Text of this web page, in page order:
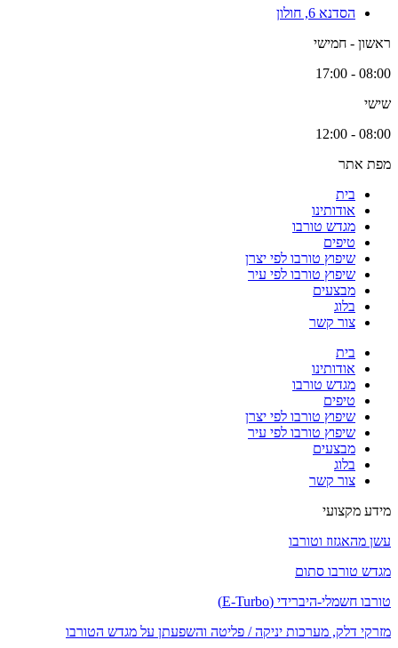
הסדנא 6, חולון
ראשון - חמישי
08:00 - 17:00
שישי
08:00 - 12:00
מפת אתר
בית
אודותינו
מגדש טורבו
טיפים
שיפוץ טורבו לפי יצרן
שיפוץ טורבו לפי עיר
מבצעים
בלוג
צור קשר
בית
אודותינו
מגדש טורבו
טיפים
שיפוץ טורבו לפי יצרן
שיפוץ טורבו לפי עיר
מבצעים
בלוג
צור קשר
מידע מקצועי
עשן מהאגזוז וטורבו
מגדש טורבו סתום
טורבו חשמלי-היברידי (E-Turbo)
מזרקי דלק, מערכות יניקה / פליטה והשפעתן על מגדש הטורבו